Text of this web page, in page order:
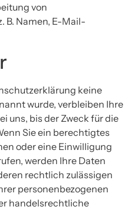
von
B. Namen, E-Mail-
keine
wurde, verbleiben Ihre
uns, bis der Zweck für die
Sie ein berechtigtes
oder eine Einwilligung
werden Ihre Daten
rechtlich zulässigen
personenbezogenen
handelsrechtliche